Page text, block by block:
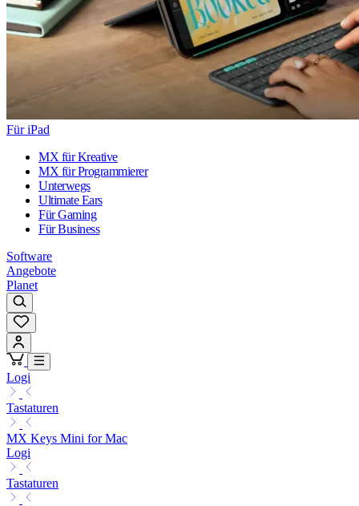
Für iPad
MX für Kreative
MX für Programmierer
Unterwegs
Ultimate Ears
Für Gaming
Für Business
Software
Angebote
Planet
Logi
Tastaturen
MX Keys Mini for Mac
Logi
Tastaturen